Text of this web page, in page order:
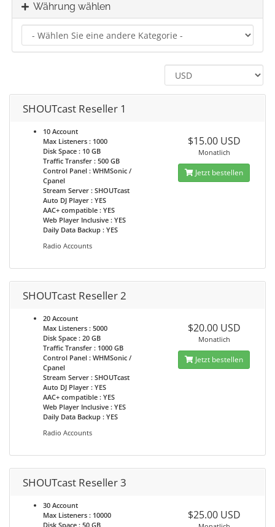
Währung wählen
SHOUTcast Reseller 1
10 Account
Max Listeners : 1000
Disk Space : 10 GB
Traffic Transfer : 500 GB
Control Panel : WHMSonic /
Cpanel
Stream Server : SHOUTcast
Auto DJ Player : YES
AAC+ compatible : YES
Web Player Inclusive : YES
Daily Data Backup : YES
Radio Accounts
$15.00 USD
Monatlich
Jetzt bestellen
SHOUTcast Reseller 2
20 Account
Max Listeners : 5000
Disk Space : 20 GB
Traffic Transfer : 1000 GB
Control Panel : WHMSonic /
Cpanel
Stream Server : SHOUTcast
Auto DJ Player : YES
AAC+ compatible : YES
Web Player Inclusive : YES
Daily Data Backup : YES
Radio Accounts
$20.00 USD
Monatlich
Jetzt bestellen
SHOUTcast Reseller 3
30 Account
Max Listeners : 10000
Disk Space : 50 GB
$25.00 USD